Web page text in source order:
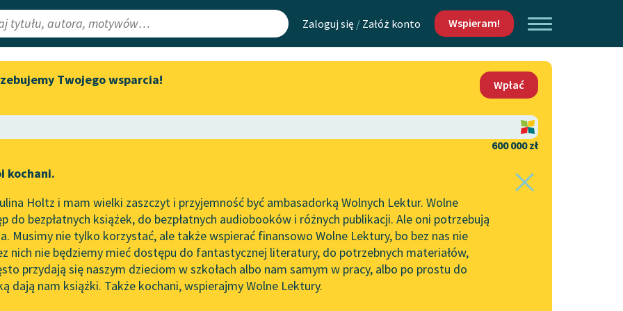
Zaloguj się / Załóż konto Wspieram!
Lektury
redakcyjne
Aktualności
„Prokurator Alicja Horn” do
literatury skandynawskiej
Spotkanie z Katarzyną Tunkiel
w Oslo
102. lata temu zmarł Joseph
Conrad
Mapa Wolnych Lektur
Leśmianator
API
OAI-PMH
Widget Wolnych Lektur
Kontakt
O projekcie
Zasady wykorzystania
Wolnych Lektur
Logotypy
Materiały promocyjne
Twojego wsparcia!
Wpłać
600 000 zł
kochani.
Holtz i mam wielki zaszczyt i przyjemność być ambasadorką Wolnych Lektur. Wolne
do bezpłatnych książek, do bezpłatnych audiobooków i różnych publikacji. Ale oni potrzebują
Musimy nie tylko korzystać, ale także wspierać finansowo Wolne Lektury, bo bez nas nie
nich nie będziemy mieć dostępu do fantastycznej literatury, do potrzebnych materiałów,
przydają się naszym dzieciom w szkołach albo nam samym w pracy, albo po prostu do
dają nam książki. Także kochani, wspierajmy Wolne Lektury.
Po burzy